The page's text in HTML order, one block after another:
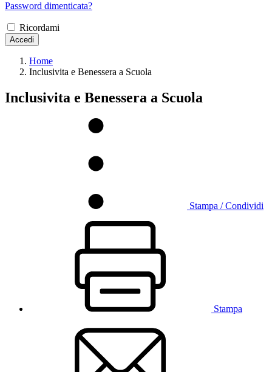
Password dimenticata?
Ricordami
Accedi
Home
Inclusivita e Benessera a Scuola
Inclusivita e Benessera a Scuola
Stampa / Condividi
Stampa